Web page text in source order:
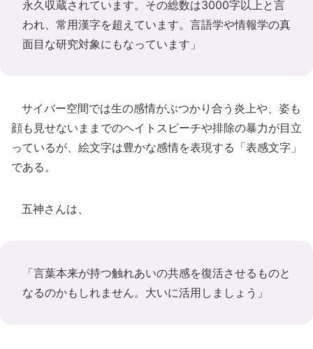
永久収蔵されています。その総数は3000字以上と言
われ、常用漢字を超えています。言語学や情報学の真
面目な研究対象にもなっています」
サイバー空間では生の感情がぶつかり合う炎上や、姿も
顔も見せないままでのヘイトスピーチや排除の暴力が目立
っているが、絵文字は豊かな感情を表現する「表感文字」
である。
五神さんは、
「言葉本来が持つ触れあいの共感を復活させるものと
なるのかもしれません。大いに活用しましょう」